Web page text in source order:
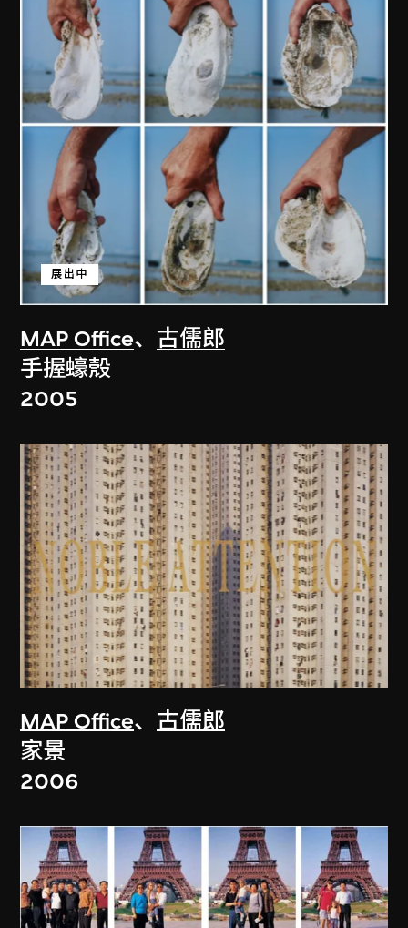
MAP Office、 古儒郎
展出中
手握蠔殼
2005
MAP Office、 古儒郎
家景
2006